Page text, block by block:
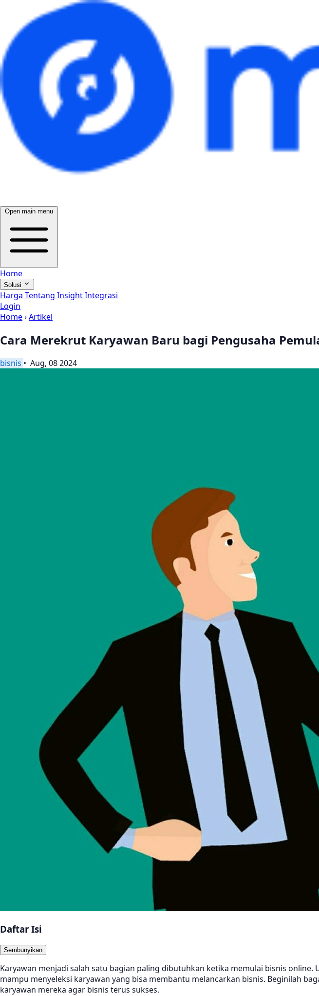
Open main menu
Home
Solusi
Harga Tentang InsightIntegrasi
Login
Home›Artikel
Cara Merekrut Karyawan Baru bagi Pengusaha
bisnis • Aug, 08 2024
Daftar Isi
Sembunyikan
Karyawan menjadi salah satu bagian paling dibutuhkan ketika memulai bisnis
mampu menyeleksi karyawan yang bisa membantu melancarkan bisnis. Beginilah
karyawan mereka agar bisnis terus sukses.